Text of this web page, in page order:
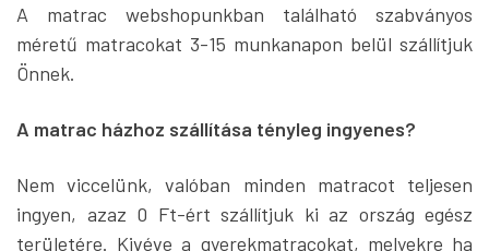
A matrac webshopunkban található szabványos
méretű matracokat 3-15 munkanapon belül szállítjuk
Önnek.
A matrac házhoz szállítása tényleg ingyenes?
Nem viccelünk, valóban minden matracot teljesen
ingyen, azaz 0 Ft-ért szállítjuk ki az ország egész
területére. Kivéve a gyerekmatracokat, melyekre ha